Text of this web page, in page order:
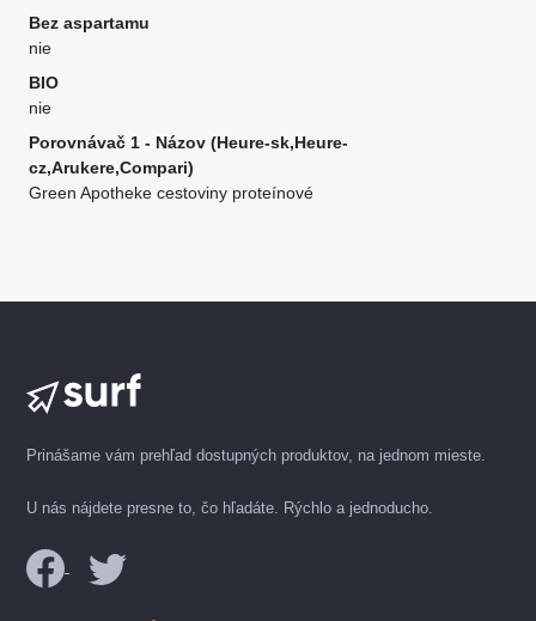
Bez aspartamu
nie
BIO
nie
Porovnávač 1 - Názov (Heure-sk,Heure-
cz,Arukere,Compari)
Green Apotheke cestoviny proteínové
Prinášame vám prehľad dostupných produktov, na jednom mieste.
U nás nájdete presne to, čo hľadáte. Rýchlo a jednoducho.